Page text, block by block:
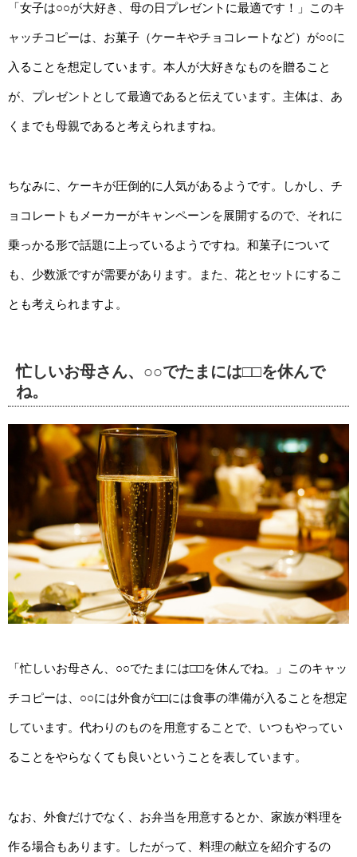
「女子は○○が大好き、母の日プレゼントに最適です！」このキ
ャッチコピーは、お菓子（ケーキやチョコレートなど）が○○に
入ることを想定しています。本人が大好きなものを贈ること
が、プレゼントとして最適であると伝えています。主体は、あ
くまでも母親であると考えられますね。
ちなみに、ケーキが圧倒的に人気があるようです。しかし、チ
ョコレートもメーカーがキャンペーンを展開するので、それに
乗っかる形で話題に上っているようですね。和菓子について
も、少数派ですが需要があります。また、花とセットにするこ
とも考えられますよ。
忙しいお母さん、○○でたまには□□を休んで
ね。
「忙しいお母さん、○○でたまには□□を休んでね。」このキャッ
チコピーは、○○には外食が□□には食事の準備が入ることを想定
しています。代わりのものを用意することで、いつもやってい
ることをやらなくても良いということを表しています。
なお、外食だけでなく、お弁当を用意するとか、家族が料理を
作る場合もあります。したがって、料理の献立を紹介するの